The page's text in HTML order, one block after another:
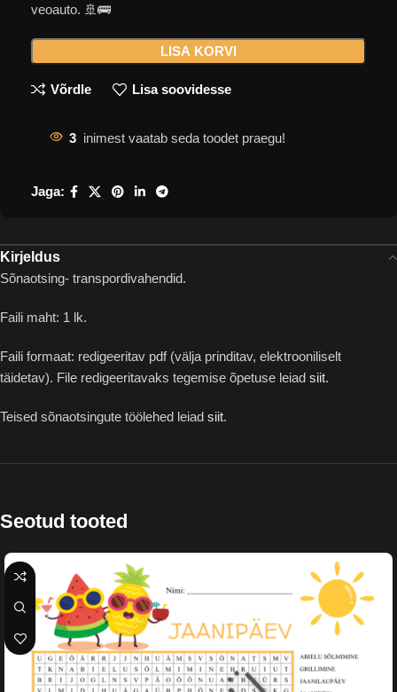
veoauto. 🚢🚌
LISA KORVI
Võrdle Lisa soovidesse
3 inimest vaatab seda toodet praegu!
Jaga:
Kirjeldus
Sõnaotsing- transpordivahendid.
Faili maht: 1 lk.
Faili formaat: redigeeritav pdf (välja prinditav, elektrooniliselt
täidetav). File redigeeritavaks tegemise õpetuse leiad siit.
Teised sõnaotsingute töölehed leiad siit.
Seotud tooted